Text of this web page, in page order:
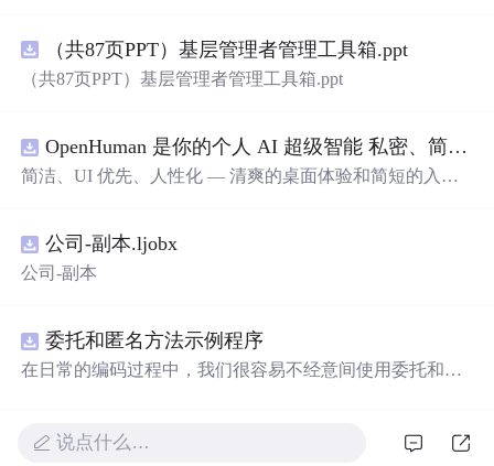
责断裂、信息与制裁权集中是其前提，并提出决策委员会
化、信息开放化、奖惩公式化、关键岗轮换化等合规反制
（共87页PPT）基层管理者管理工具箱.ppt
（共87页PPT）基层管理者管理工具箱.ppt
OpenHuman 是你的个人 AI 超级智能 私密、简洁、极其强大
简洁、UI 优先、人性化 — 清爽的桌面体验和简短的入门
吉祥物，会说话、能感知周围环境、可作为真实参与者加
入你的 Google Meet 会议、跨周记住你，即使你停止输入
公司-副本.ljobx
公司-副本
委托和匿名方法示例程序
在日常的编码过程中，我们很容易不经意间使用委托和匿
的完整项目示例。
说点什么…